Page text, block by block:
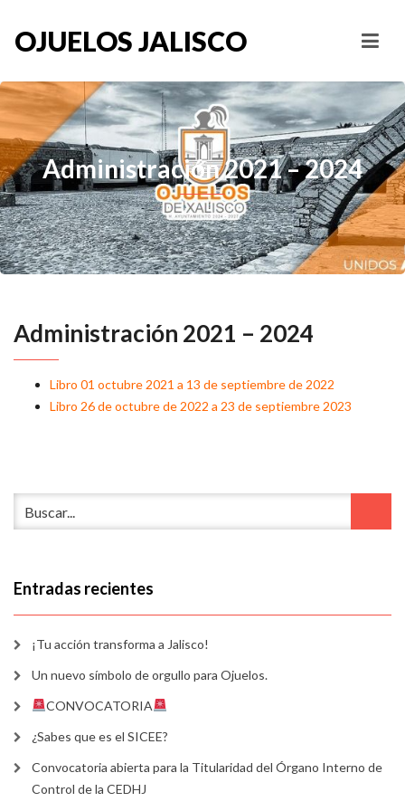
OJUELOS JALISCO
Administración 2021 – 2024
Administración 2021 – 2024
Libro 01 octubre 2021 a 13 de septiembre de 2022
Libro 26 de octubre de 2022 a 23 de septiembre 2023
Entradas recientes
¡Tu acción transforma a Jalisco!
Un nuevo símbolo de orgullo para Ojuelos.
CONVOCATORIA
¿Sabes que es el SICEE?
Convocatoria abierta para la Titularidad del Órgano Interno de
Control de la CEDHJ